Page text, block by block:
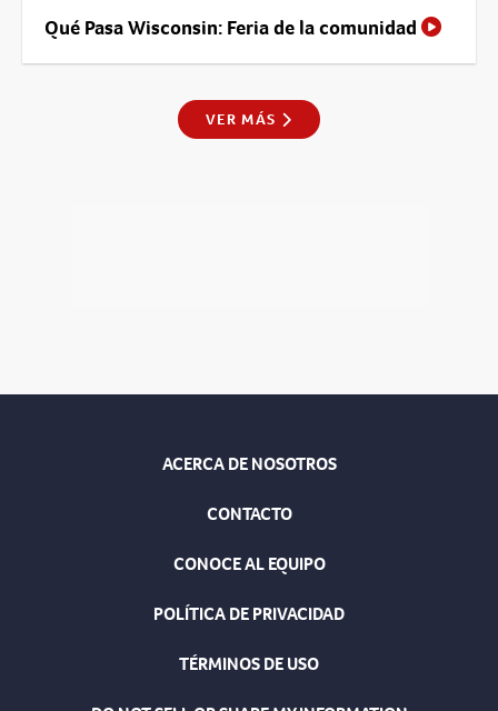
Qué Pasa Wisconsin: Feria de la comunidad
VER MÁS
ACERCA DE NOSOTROS
CONTACTO
CONOCE AL EQUIPO
POLÍTICA DE PRIVACIDAD
TÉRMINOS DE USO